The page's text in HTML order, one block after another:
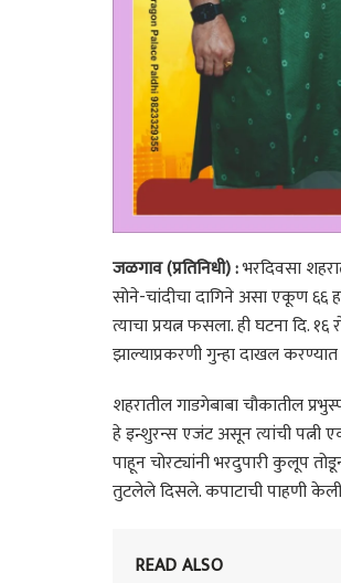
जळगाव (प्रतिनिधी) :भरदिवसा
सोने-चांदीचा दागिने असा एकूण ६६
त्याचा प्रयत्न फसला. ही घटना दि.
झाल्याप्रकरणी गुन्हा दाखल
शहरातील गाडगेबाबा चौकातील
हे इन्शुरन्स एजंट असून त्यांची पत्नी
पाहून चोरट्यांनी भरदुपारी कुलूप
तुटलेले दिसले. कपाटाची पाहणी
READ ALSO